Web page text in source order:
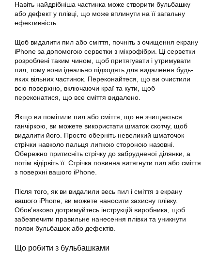
Навіть найдрібніша частинка може створити бульбашку
або дефект у плівці, що може вплинути на її загальну
ефективність.
Щоб видалити пил або сміття, почніть з очищення екрану
iPhone за допомогою серветки з мікрофібри. Ці серветки
розроблені таким чином, щоб притягувати і утримувати
пил, тому вони ідеально підходять для видалення будь-
яких вільних частинок. Переконайтеся, що ви очистили
всю поверхню, включаючи краї та кути, щоб
переконатися, що все сміття видалено.
Якщо ви помітили пил або сміття, що не зчищається
ганчіркою, ви можете використати шматок скотчу, щоб
видалити його. Просто оберніть невеликий шматочок
стрічки навколо пальця липкою стороною назовні.
Обережно притисніть стрічку до забрудненої ділянки, а
потім відірвіть її. Стрічка повинна витягнути пил або сміття
з поверхні вашого iPhone.
Після того, як ви видалили весь пил і сміття з екрану
вашого iPhone, ви можете наносити захисну плівку.
Обов’язково дотримуйтесь інструкцій виробника, щоб
забезпечити правильне нанесення плівки та уникнути
появи бульбашок або дефектів.
Що робити з бульбашками